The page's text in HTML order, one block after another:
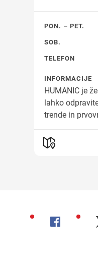
PON. – PET.
SOB.
TELEFON
INFORMACIJE
HUMANIC je
lahko
trende in